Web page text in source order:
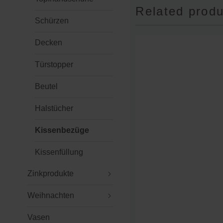
Schürzen
Decken
Türstopper
Beutel
Halstücher
Kissenbezüge
Kissenfüllung
Zinkprodukte
Weihnachten
Vasen
Related